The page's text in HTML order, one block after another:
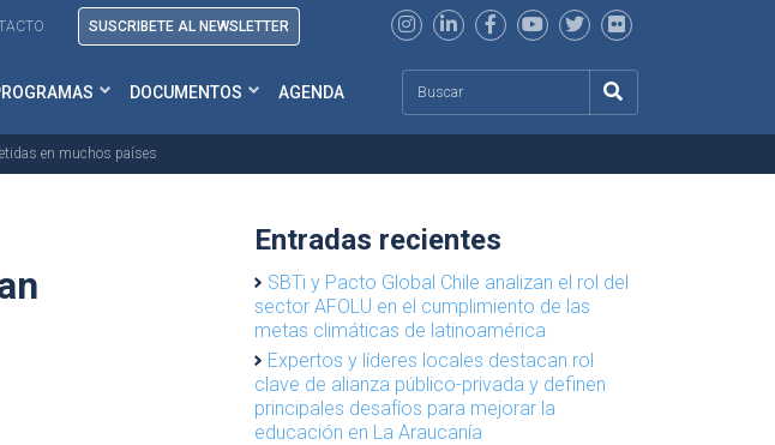
SUSCRIBETE AL NEWSLETTER
DOCUMENTOS AGENDA
en muchos países
Entradas recientes
SBTi y Pacto Global Chile analizan el rol del
sector AFOLU en el cumplimiento de las
metas climáticas de latinoamérica
Expertos y líderes locales destacan rol
clave de alianza público-privada y definen
principales desafíos para mejorar la
educación en La Araucanía